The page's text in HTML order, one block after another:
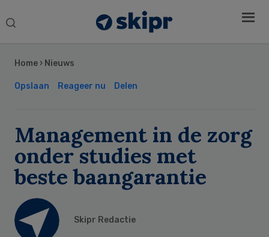
Search
Home › Nieuws
Opslaan Reageer nu Delen
Management in de zorg
onder studies met
beste baangarantie
Skipr Redactie
Sidebar